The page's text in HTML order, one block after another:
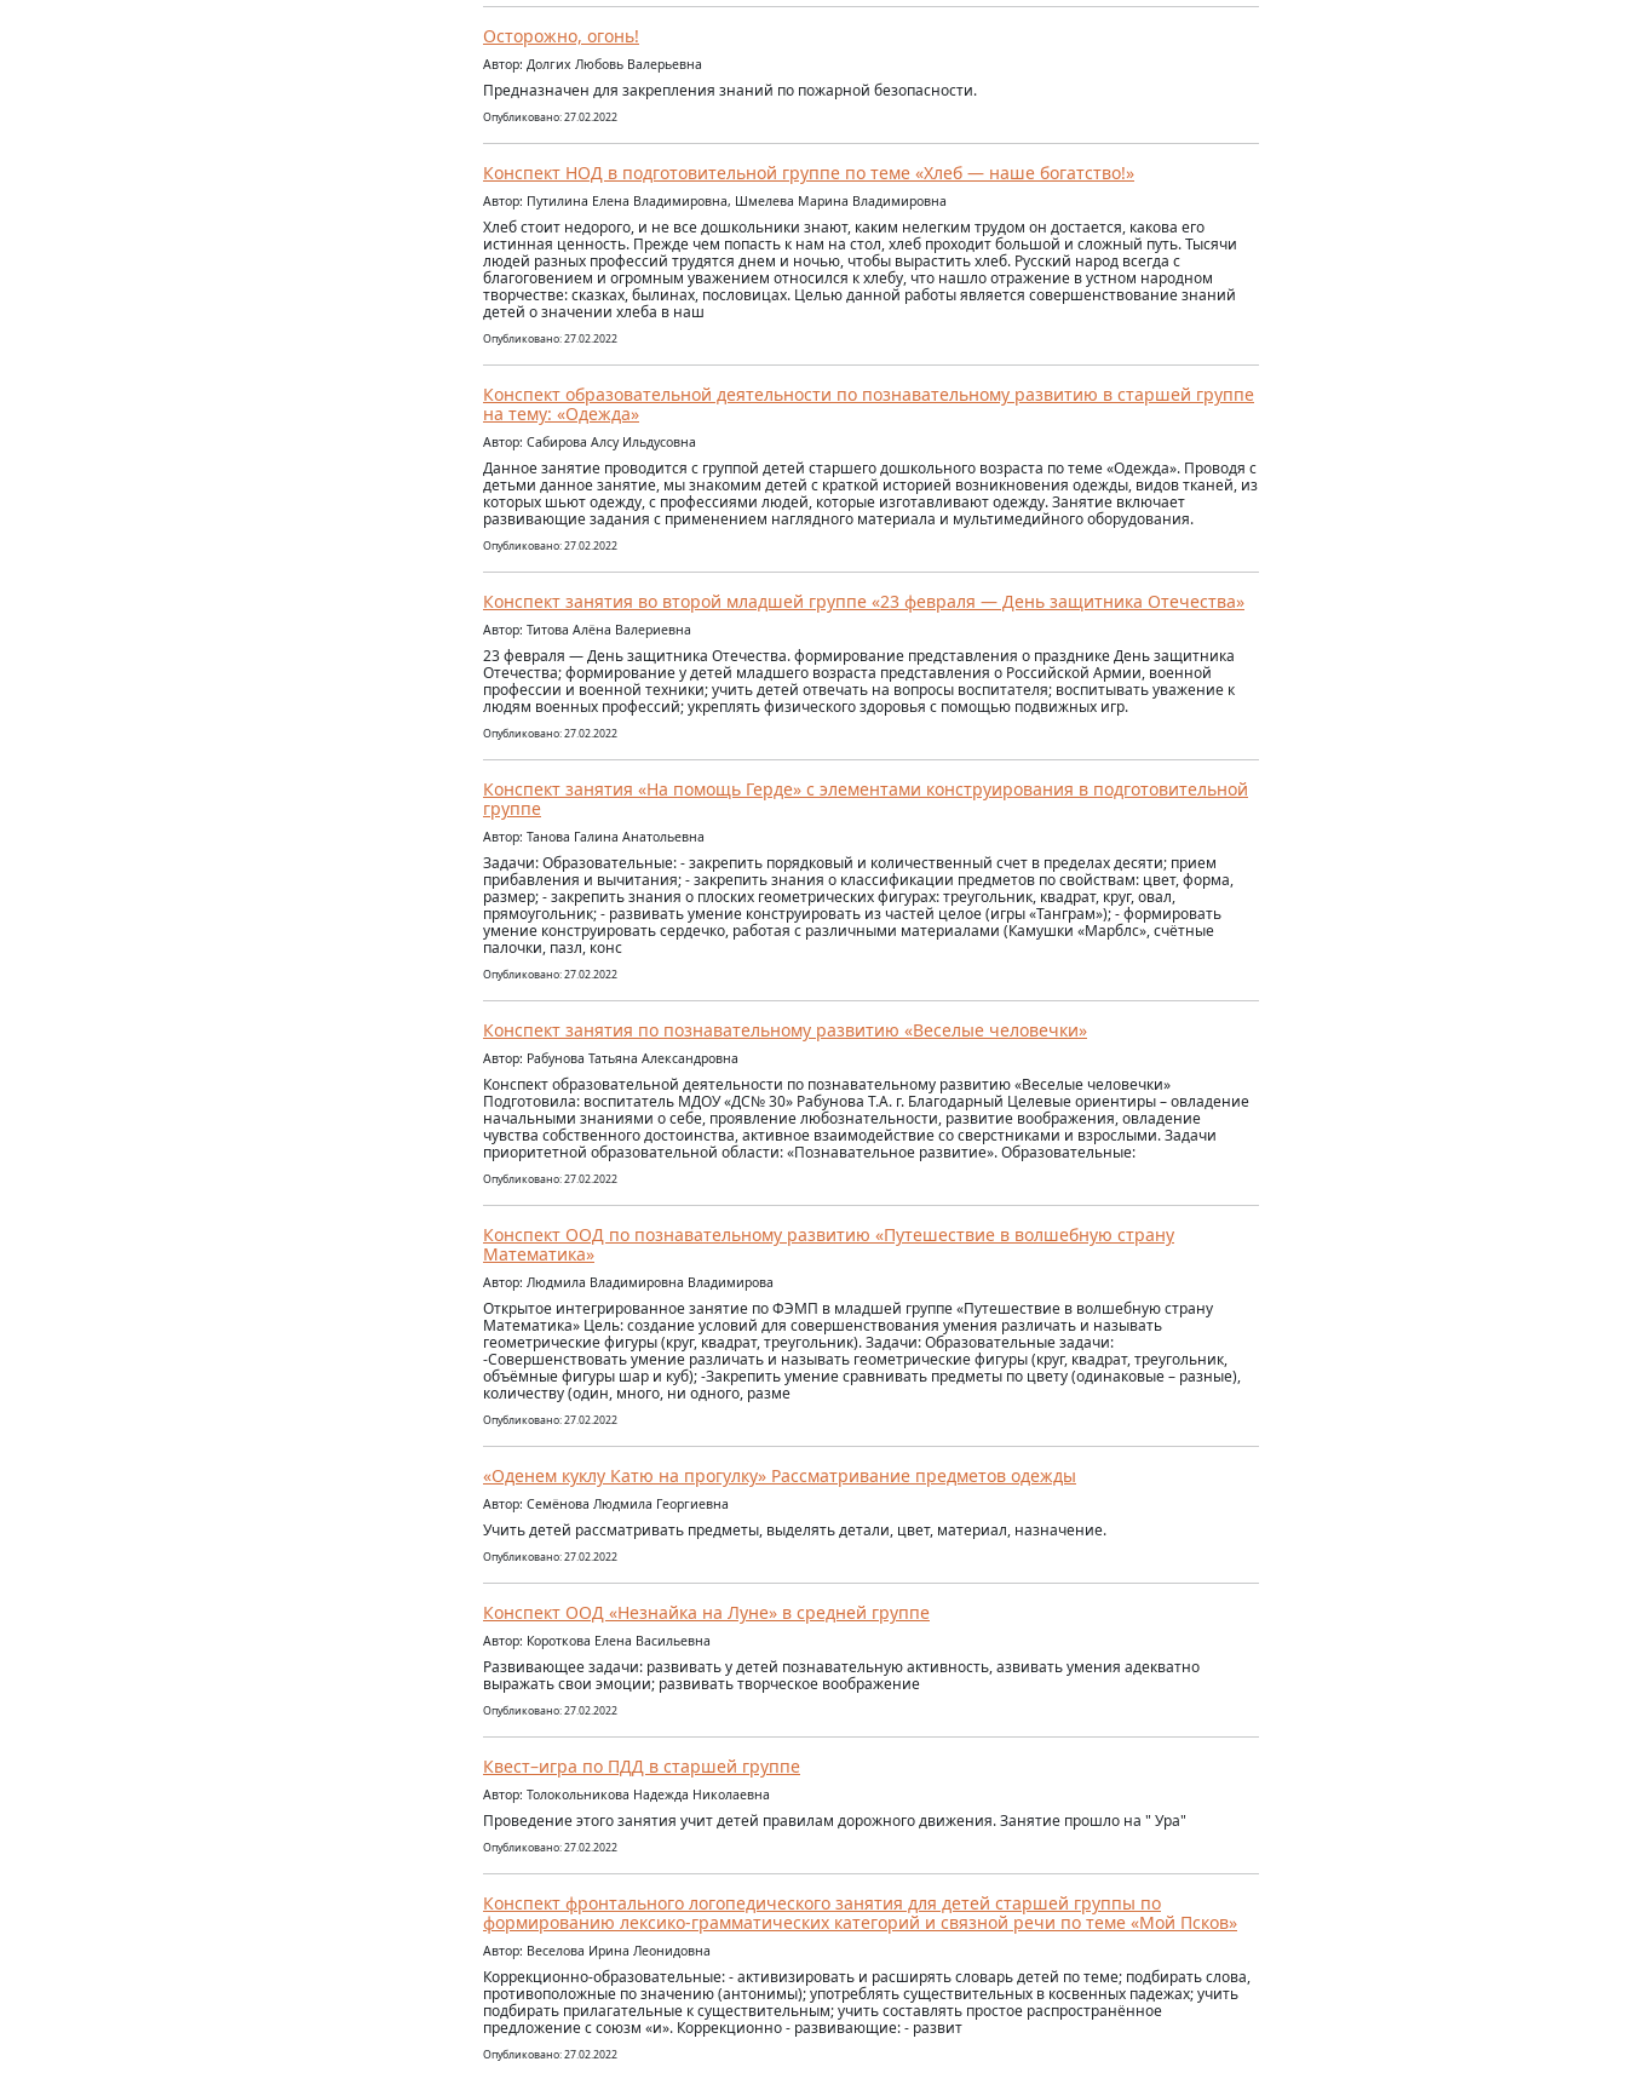
Осторожно, огонь!
Автор: Долгих Любовь Валерьевна
Предназначен для закрепления знаний по пожарной безопасности.
Опубликовано: 27.02.2022
Конспект НОД в подготовительной группе по теме «Хлеб — наше богатство!»
Автор: Путилина Елена Владимировна, Шмелева Марина Владимировна
Хлеб стоит недорого, и не все дошкольники знают, каким нелегким трудом он достается, какова его
истинная ценность. Прежде чем попасть к нам на стол, хлеб проходит большой и сложный путь. Тысячи
людей разных профессий трудятся днем и ночью, чтобы вырастить хлеб. Русский народ всегда с
благоговением и огромным уважением относился к хлебу, что нашло отражение в устном народном
творчестве: сказках, былинах, пословицах. Целью данной работы является совершенствование знаний
детей о значении хлеба в наш
Опубликовано: 27.02.2022
Конспект образовательной деятельности по познавательному развитию в старшей группе
на тему: «Одежда»
Автор: Сабирова Алсу Ильдусовна
Данное занятие проводится с группой детей старшего дошкольного возраста по теме «Одежда». Проводя с
детьми данное занятие, мы знакомим детей с краткой историей возникновения одежды, видов тканей, из
которых шьют одежду, с профессиями людей, которые изготавливают одежду. Занятие включает
развивающие задания с применением наглядного материала и мультимедийного оборудования.
Опубликовано: 27.02.2022
Конспект занятия во второй младшей группе «23 февраля — День защитника Отечества»
Автор: Титова Алёна Валериевна
23 февраля — День защитника Отечества. формирование представления о празднике День защитника
Отечества; формирование у детей младшего возраста представления о Российской Армии, военной
профессии и военной техники; учить детей отвечать на вопросы воспитателя; воспитывать уважение к
людям военных профессий; укреплять физического здоровья с помощью подвижных игр.
Опубликовано: 27.02.2022
Конспект занятия «На помощь Герде» с элементами конструирования в подготовительной
группе
Автор: Танова Галина Анатольевна
Задачи: Образовательные: - закрепить порядковый и количественный счет в пределах десяти; прием
прибавления и вычитания; - закрепить знания о классификации предметов по свойствам: цвет, форма,
размер; - закрепить знания о плоских геометрических фигурах: треугольник, квадрат, круг, овал,
прямоугольник; - развивать умение конструировать из частей целое (игры «Танграм»); - формировать
умение конструировать сердечко, работая с различными материалами (Камушки «Марблс», счётные
палочки, пазл, конс
Опубликовано: 27.02.2022
Конспект занятия по познавательному развитию «Веселые человечки»
Автор: Рабунова Татьяна Александровна
Конспект образовательной деятельности по познавательному развитию «Веселые человечки»
Подготовила: воспитатель МДОУ «ДС№ 30» Рабунова Т.А. г. Благодарный Целевые ориентиры – овладение
начальными знаниями о себе, проявление любознательности, развитие воображения, овладение
чувства собственного достоинства, активное взаимодействие со сверстниками и взрослыми. Задачи
приоритетной образовательной области: «Познавательное развитие». Образовательные:
Опубликовано: 27.02.2022
Конспект ООД по познавательному развитию «Путешествие в волшебную страну
Математика»
Автор: Людмила Владимировна Владимирова
Открытое интегрированное занятие по ФЭМП в младшей группе «Путешествие в волшебную страну
Математика» Цель: создание условий для совершенствования умения различать и называть
геометрические фигуры (круг, квадрат, треугольник). Задачи: Образовательные задачи:
-Совершенствовать умение различать и называть геометрические фигуры (круг, квадрат, треугольник,
объёмные фигуры шар и куб); -Закрепить умение сравнивать предметы по цвету (одинаковые – разные),
количеству (один, много, ни одного, разме
Опубликовано: 27.02.2022
«Оденем куклу Катю на прогулку» Рассматривание предметов одежды
Автор: Семёнова Людмила Георгиевна
Учить детей рассматривать предметы, выделять детали, цвет, материал, назначение.
Опубликовано: 27.02.2022
Конспект ООД «Незнайка на Луне» в средней группе
Автор: Короткова Елена Васильевна
Развивающее задачи: развивать у детей познавательную активность, азвивать умения адекватно
выражать свои эмоции; развивать творческое воображение
Опубликовано: 27.02.2022
Квест–игра по ПДД в старшей группе
Автор: Толокольникова Надежда Николаевна
Проведение этого занятия учит детей правилам дорожного движения. Занятие прошло на " Ура"
Опубликовано: 27.02.2022
Конспект фронтального логопедического занятия для детей старшей группы по
формированию лексико-грамматических категорий и связной речи по теме «Мой Псков»
Автор: Веселова Ирина Леонидовна
Коррекционно-образовательные: - активизировать и расширять словарь детей по теме; подбирать слова,
противоположные по значению (антонимы); употреблять существительных в косвенных падежах; учить
подбирать прилагательные к существительным; учить составлять простое распространённое
предложение с союзм «и». Коррекционно - развивающие: - развит
Опубликовано: 27.02.2022